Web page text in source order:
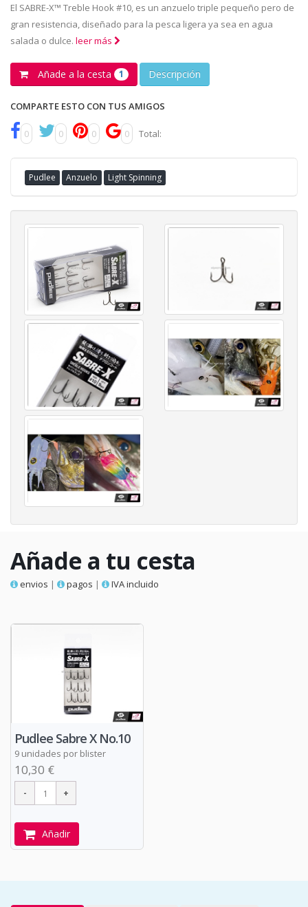
El SABRE-X™ Treble Hook #10, es un anzuelo triple pequeño pero de
gran resistencia, diseñado para la pesca ligera ya sea en agua
salada o dulce. leer más
Añade a la cesta 1 Descripción
COMPARTE ESTO CON TUS AMIGOS
0 0 0 0 Total:
Pudlee Anzuelo Light Spinning
Añade a tu cesta
envios | pagos | IVA incluido
Pudlee Sabre X No.10
9 unidades por blister
10,30 €
Añadir